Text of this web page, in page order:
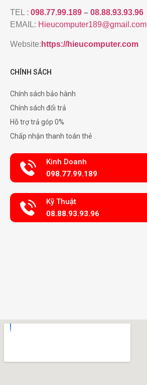
TEL : 098.77.99.189 – 08.88.93.93.96
EMAIL: Hieucomputer189@gmail.com
Website: https://hieucomputer.com
CHÍNH SÁCH
Chính sách bảo hành
Chính sách đổi trả
Hỗ trợ trả góp 0%
Chấp nhận thanh toán thẻ
Kinh Doanh
098.77.99.189
Kỹ Thuật
08.88.93.93.96